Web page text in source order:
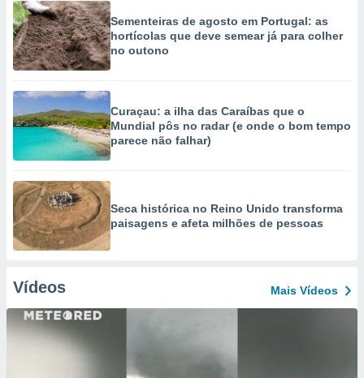
Sementeiras de agosto em Portugal: as
hortícolas que deve semear já para colher
no outono
Curaçau: a ilha das Caraíbas que o
Mundial pôs no radar (e onde o bom tempo
parece não falhar)
Seca histórica no Reino Unido transforma
paisagens e afeta milhões de pessoas
Vídeos Mais Vídeos